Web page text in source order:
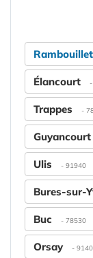
Rambouillet
Élancourt
Trappes -
Guyancourt
Ulis - 91940
Bures-sur-
Buc - 78530
Orsay -